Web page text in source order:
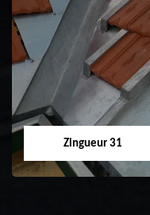
Etanchéité toiture
31
Zingueur 31